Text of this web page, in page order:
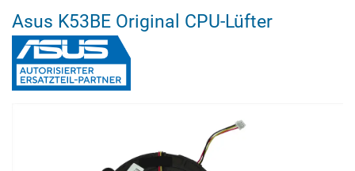
Asus K53BE Original CPU-Lüfter